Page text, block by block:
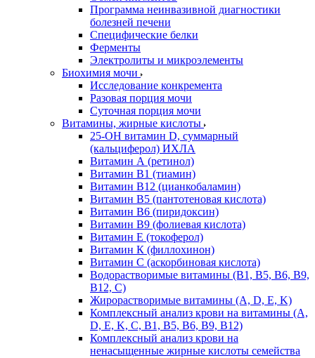
Программа неинвазивной диагностики
болезней печени
Специфические белки
Ферменты
Электролиты и микроэлементы
Биохимия мочи
Исследование конкремента
Разовая порция мочи
Суточная порция мочи
Витамины, жирные кислоты
25-OH витамин D, суммарный
(кальциферол) ИХЛА
Витамин А (ретинол)
Витамин В1 (тиамин)
Витамин В12 (цианкобаламин)
Витамин В5 (пантотеновая кислота)
Витамин В6 (пиридоксин)
Витамин В9 (фолиевая кислота)
Витамин Е (токоферол)
Витамин К (филлохинон)
Витамин С (аскорбиновая кислота)
Водорастворимые витамины (B1, B5, B6, В9,
В12, С)
Жирорастворимые витамины (A, D, E, K)
Комплексный анализ крови на витамины (A,
D, E, K, C, B1, B5, B6, В9, B12)
Комплексный анализ крови на
ненасыщенные жирные кислоты семейства